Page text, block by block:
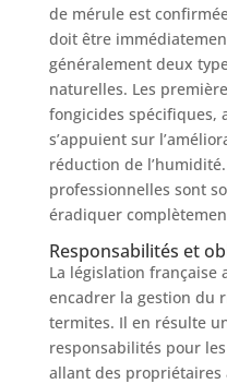
de mérule est
doit être
généralement deux
naturelles. Les
fongicides spécifiques,
s’appuient sur
réduction de
professionnelles sont
éradiquer
Responsabilités et
La législation française
encadrer la gestion du
termites. Il en résulte
responsabilités pour
allant des